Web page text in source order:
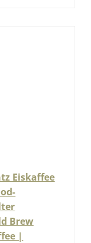
Eiskaffee
Brew
|